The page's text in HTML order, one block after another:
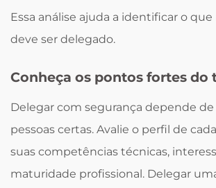
Essa análise ajuda a identificar o
deve ser delegado.
Conheça os pontos fortes do
Delegar com segurança depende
pessoas certas. Avalie o perfil de
suas competências técnicas,
maturidade profissional. Delegar